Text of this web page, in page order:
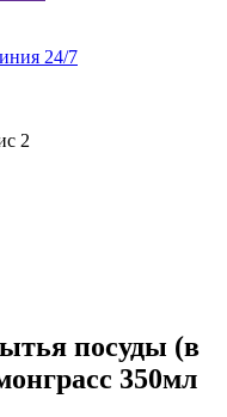
24/7
2
посуды (в
350мл